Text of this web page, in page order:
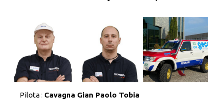
Pilota : Cavagna Gian Paolo Tobia